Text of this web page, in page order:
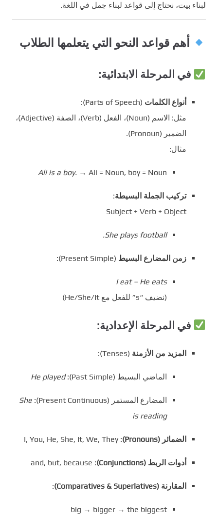
لبناء بيت، نحتاج إلى قواعد لبناء جمل في اللغة.
أهم قواعد النحو التي يتعلمها الطلاب
في المرحلة الابتدائية:
أنواع الكلمات (Parts of Speech):
مثل: الاسم (Noun)، الفعل (Verb)، الصفة (Adjective)،
الضمير (Pronoun).
مثال:
Ali is a boy. → Ali = Noun, boy = Noun
تركيب الجملة البسيطة:
Subject + Verb + Object
She plays football.
زمن المضارع البسيط (Present Simple):
I eat – He eats
(نضيف “s” للفعل مع He/She/It)
في المرحلة الإعدادية:
المزيد من الأزمنة (Tenses):
الماضي البسيط (Past Simple): He played
المضارع المستمر (Present Continuous):
She
is reading
الضمائر (Pronouns) : I, You, He, She, It, We, They
أدوات الربط (Conjunctions) : and, but, because
المقارنة (Comparatives & Superlatives) :
big → bigger → the biggest